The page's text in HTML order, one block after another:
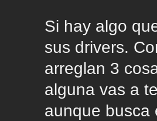
Si hay algo
sus drivers.
arreglan 3
alguna vas a
aunque busca